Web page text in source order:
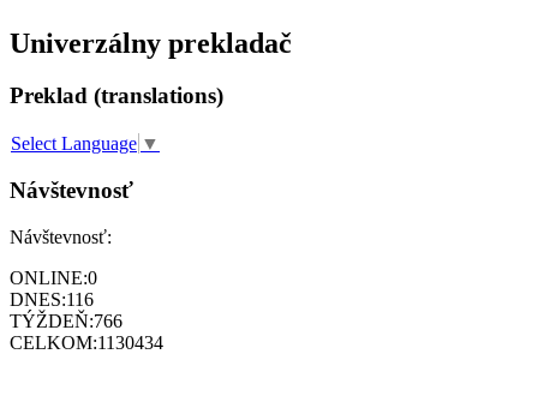
Univerzálny prekladač
Preklad (translations)
Select Language ▼
Návštevnosť
Návštevnosť:
ONLINE:0
DNES:116
TÝŽDEŇ:766
CELKOM:1130434